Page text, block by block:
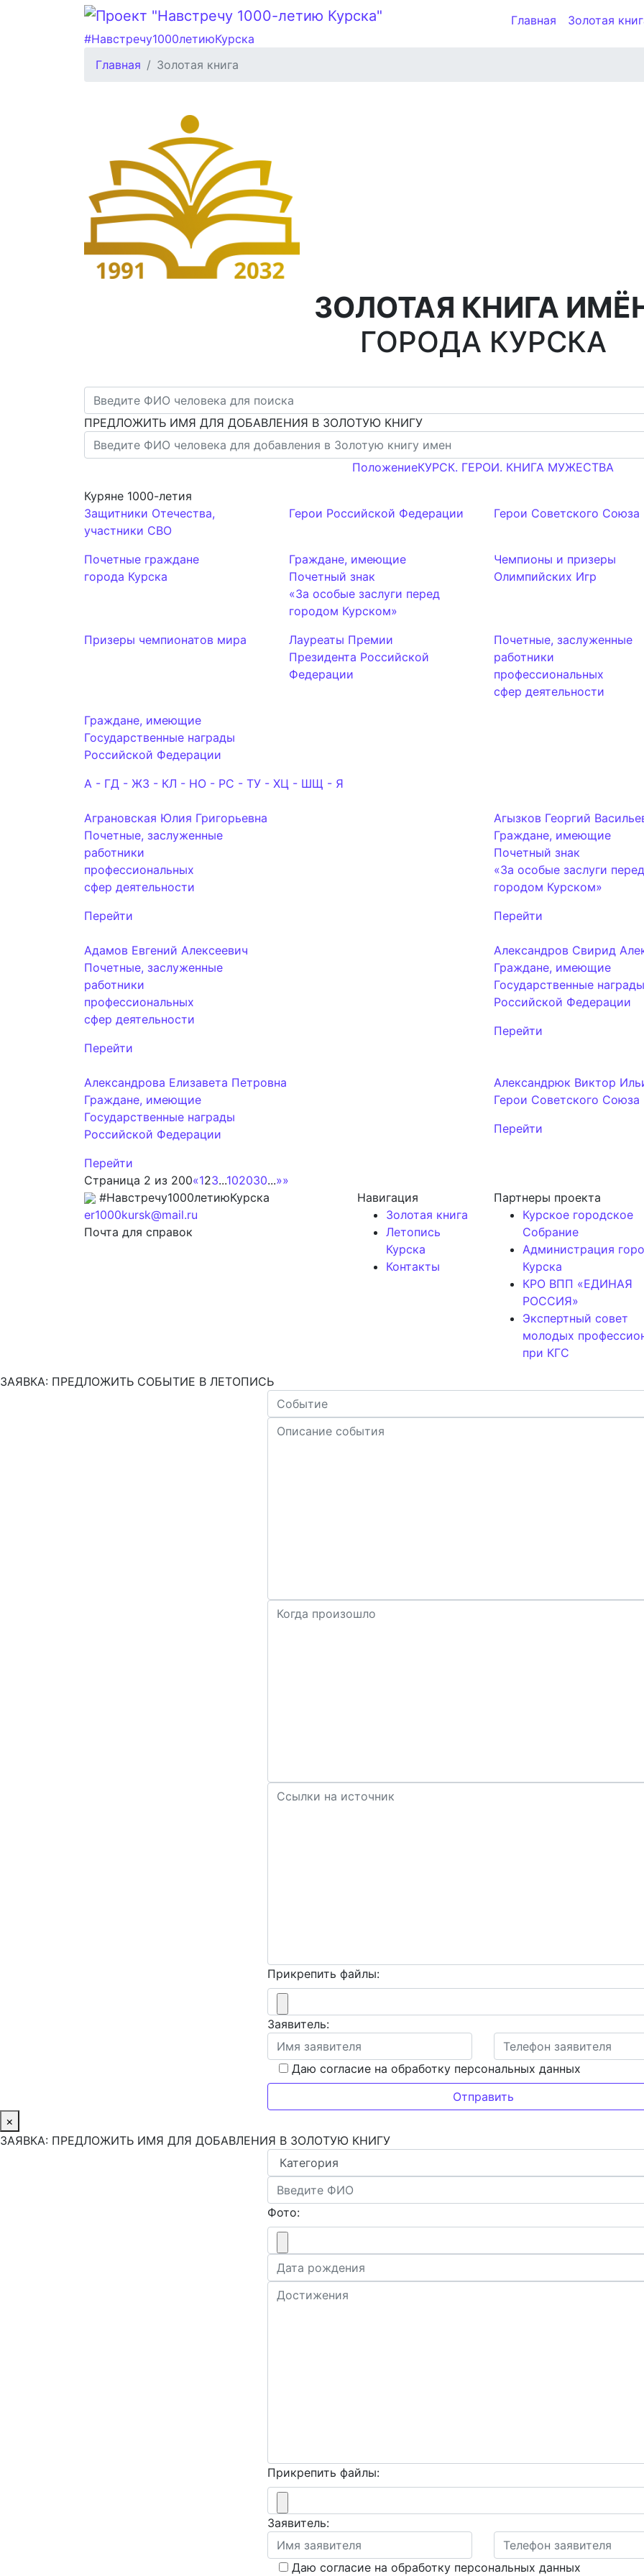
#Навстречу1000летиюКурска
Главная Золотая
Главная Золотая книга
ЗОЛОТАЯ КНИГА
ГОРОДА КУРСКА
ПРЕДЛОЖИТЬ ИМЯ ДЛЯ ДОБАВЛЕНИЯ В ЗОЛОТУЮ КНИГУ
ПоложениеКУРСК. ГЕРОИ. КНИГА МУЖЕСТВА
Куряне 1000-летия
Защитники Отечества,
участники СВО
Герои Российской Федерации Герои Советского Союза
Почетные граждане
города Курска
Граждане, имеющие
Почетный знак
«За особые заслуги перед
городом Курском»
Чемпионы и призеры
Олимпийских Игр
Призеры чемпионатов мира
Лауреаты Премии
Президента Российской
Федерации
Почетные, заслуженные
работники
профессиональных
сфер деятельности
Граждане, имеющие
Государственные награды
Российской Федерации
А - ГД - ЖЗ - КЛ - НО - РС - ТУ - ХЦ - ШЩ - Я
Аграновская Юлия Григорьевна
Почетные, заслуженные
работники
профессиональных
сфер деятельности
Перейти
Агызков Георгий
Граждане, имеющие
Почетный знак
«За особые заслуги перед
городом Курском»
Перейти
Адамов Евгений Алексеевич
Почетные, заслуженные
работники
профессиональных
сфер деятельности
Перейти
Александров Свирид
Граждане, имеющие
Государственные награды
Российской Федерации
Перейти
Александрова Елизавета Петровна
Граждане, имеющие
Государственные награды
Российской Федерации
Перейти
Александрюк Виктор
Герои Советского Союза
Перейти
Страница 2 из 200«123...102030...»»
#Навстречу1000летиюКурска
er1000kursk@mail.ru
Почта для справок
Навигация
Золотая книга
Летопись
Курска
Контакты
Партнеры проекта
Курское городское
Собрание
Администрация
Курска
КРО ВПП «ЕДИНАЯ
РОССИЯ»
Экспертный совет
молодых
при КГС
ЗАЯВКА: ПРЕДЛОЖИТЬ СОБЫТИЕ В ЛЕТОПИСЬ
Прикрепить файлы:
Заявитель:
Даю согласие на обработку персональных данных
×
ЗАЯВКА: ПРЕДЛОЖИТЬ ИМЯ ДЛЯ ДОБАВЛЕНИЯ В ЗОЛОТУЮ КНИГУ
Фото:
Прикрепить файлы:
Заявитель:
Даю согласие на обработку персональных данных